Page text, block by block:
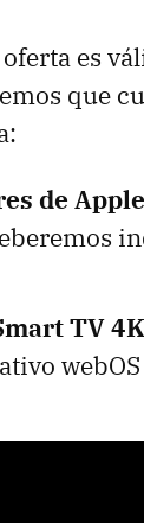
es
que
de
TV